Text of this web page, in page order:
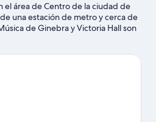
el área de Centro de la ciudad de
una estación de metro y cerca de
de Ginebra y Victoria Hall son
y algunos de los lugares cercanos
¿Quieres asistir a un evento o